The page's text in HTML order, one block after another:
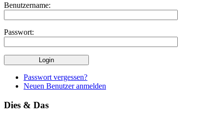
Benutzername:
Passwort:
Passwort vergessen?
Neuen Benutzer anmelden
Dies & Das